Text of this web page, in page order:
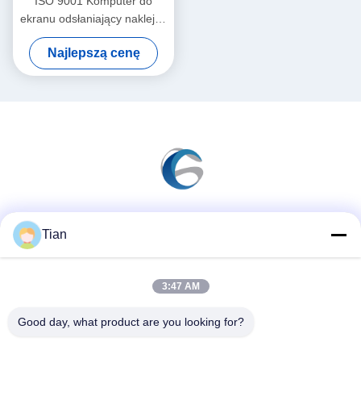
ekranu odsłaniający naklejkę
tekstylną na maszynę
Najlepszą cenę
Tian
3:47 AM
Good day, what product are you looking for?